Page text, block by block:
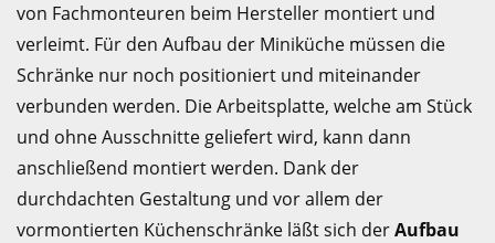
von Fachmonteuren beim Hersteller montiert und
verleimt. Für den Aufbau der Miniküche müssen die
Schränke nur noch positioniert und miteinander
verbunden werden. Die Arbeitsplatte, welche am Stück
und ohne Ausschnitte geliefert wird, kann dann
anschließend montiert werden. Dank der
durchdachten Gestaltung und vor allem der
vormontierten Küchenschränke läßt sich derAufbau